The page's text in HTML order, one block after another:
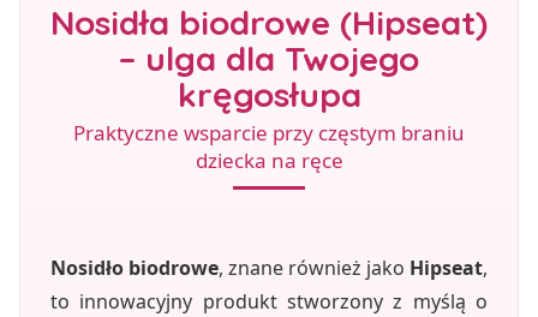
Nosidła biodrowe (Hipseat)
– ulga dla Twojego
kręgosłupa
Praktyczne wsparcie przy częstym braniu
dziecka na ręce
Nosidło biodrowe, znane również jako Hipseat,
to innowacyjny produkt stworzony z myślą o